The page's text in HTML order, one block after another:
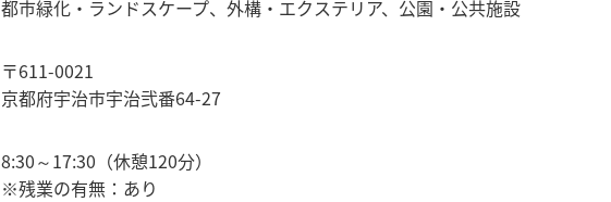
都市緑化・ランドスケープ、 外構・エクステリア、 公園・公共施設
〒611-0021
京都府宇治市宇治弐番64-27
8:30～17:30（休憩120分）
※残業の有無：あり